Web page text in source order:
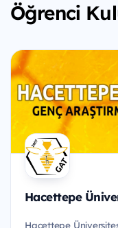
Öğrenci
Hacettepe